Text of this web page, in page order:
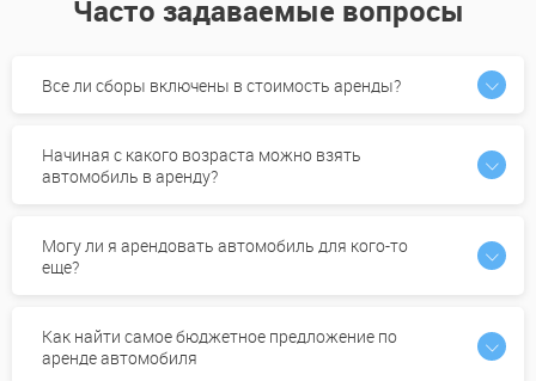
Часто задаваемые вопросы
Все ли сборы включены в стоимость аренды?
Начиная с какого возраста можно взять
автомобиль в аренду?
Могу ли я арендовать автомобиль для кого-то
еще?
Как найти самое бюджетное предложение по
аренде автомобиля